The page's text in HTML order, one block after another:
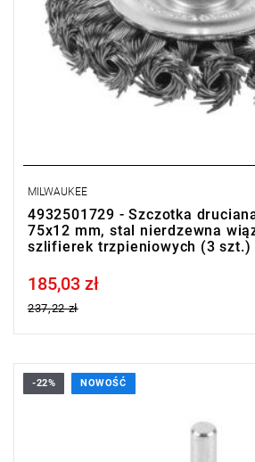
MILWAUKEE
4932501729 - Szczotka
75x12 mm, stal nierdzewna
szlifierek trzpieniowych (3 szt.)
Price tax included
185,03 zł
237,22 zł
-22% NOWOŚĆ